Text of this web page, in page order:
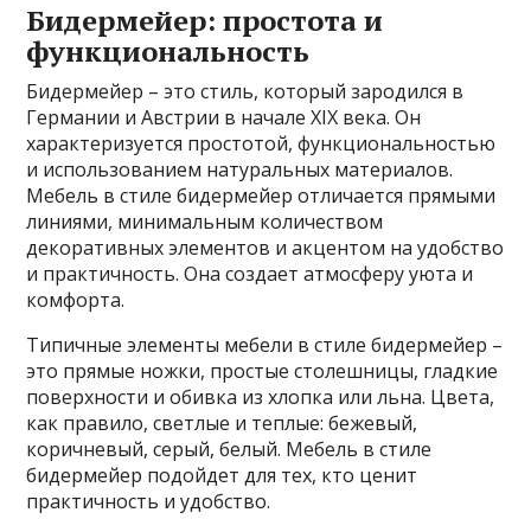
Бидермейер: простота и
функциональность
Бидермейер – это стиль, который зародился в
Германии и Австрии в начале XIX века. Он
характеризуется простотой, функциональностью
и использованием натуральных материалов.
Мебель в стиле бидермейер отличается прямыми
линиями, минимальным количеством
декоративных элементов и акцентом на удобство
и практичность. Она создает атмосферу уюта и
комфорта.
Типичные элементы мебели в стиле бидермейер –
это прямые ножки, простые столешницы, гладкие
поверхности и обивка из хлопка или льна. Цвета,
как правило, светлые и теплые: бежевый,
коричневый, серый, белый. Мебель в стиле
бидермейер подойдет для тех, кто ценит
практичность и удобство.